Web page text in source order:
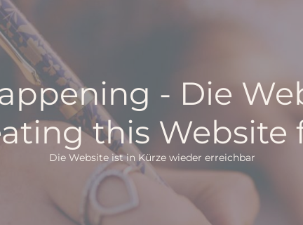
- Die
this
Die Website ist in Kürze wieder erreichbar